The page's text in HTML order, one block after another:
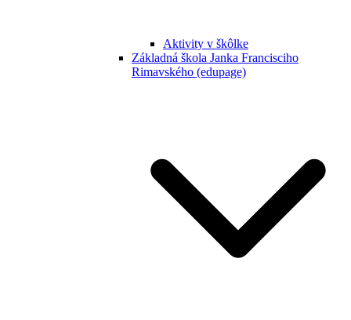
Aktivity v škôlke
Základná škola Janka Francisciho
Rimavského (edupage)